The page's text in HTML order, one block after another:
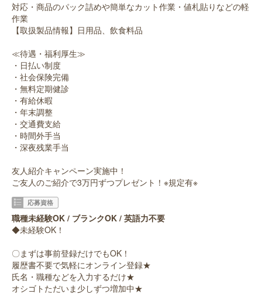
対応・商品のパック詰めや簡単なカット作業・値札貼りなどの軽
作業
【取扱製品情報】日用品、飲食料品
≪待遇・福利厚生≫
・日払い制度
・社会保険完備
・無料定期健診
・有給休暇
・年末調整
・交通費支給
・時間外手当
・深夜残業手当
友人紹介キャンペーン実施中！
ご友人のご紹介で3万円ずつプレゼント！※規定有※
応募資格
職種未経験OK / ブランクOK / 英語力不要
◆未経験OK！
〇まずは事前登録だけでもOK！
履歴書不要で気軽にオンライン登録★
氏名・職種などを入力するだけ★
オシゴトただいま少しずつ増加中★